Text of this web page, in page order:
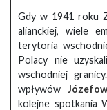
Gdy w 1941 roku
alianckiej, wiele
terytoria
Polacy nie
wschodniej
wpływów
kolejne spotkania